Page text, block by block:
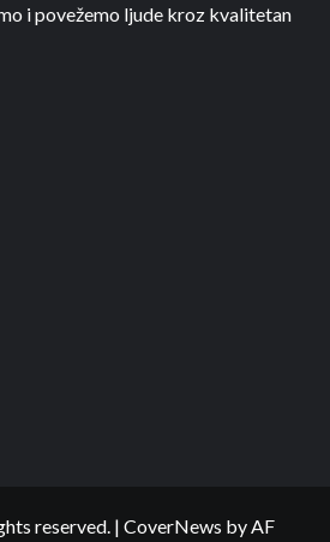
i povežemo ljude kroz kvalitetan
reserved. | CoverNews by AF